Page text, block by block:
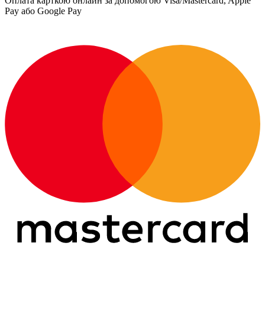
Pay або Google Pay